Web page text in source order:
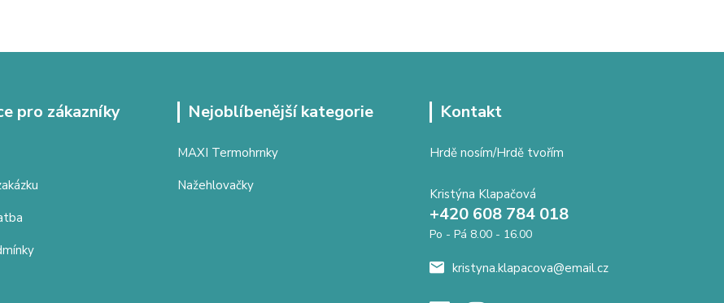
pro zákazníky Nejoblíbenější kategorie
MAXI Termohrnky
Nažehlovačky
Kontakt
Hrdě nosím/Hrdě tvořím
Kristýna Klapačová
+420 608 784 018
Po - Pá 8.00 - 16.00
kristyna.klapacova@email.cz